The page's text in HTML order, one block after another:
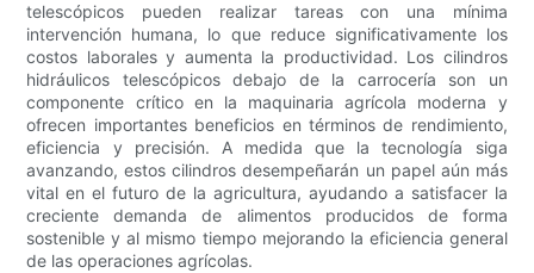
telescópicos pueden realizar tareas con una mínima
intervención humana, lo que reduce significativamente los
costos laborales y aumenta la productividad. Los cilindros
hidráulicos telescópicos debajo de la carrocería son un
componente crítico en la maquinaria agrícola moderna y
ofrecen importantes beneficios en términos de rendimiento,
eficiencia y precisión. A medida que la tecnología siga
avanzando, estos cilindros desempeñarán un papel aún más
vital en el futuro de la agricultura, ayudando a satisfacer la
creciente demanda de alimentos producidos de forma
sostenible y al mismo tiempo mejorando la eficiencia general
de las operaciones agrícolas.